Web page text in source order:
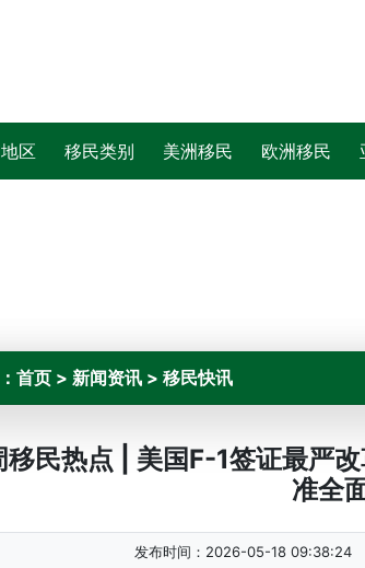
区 移民类别 美洲移民 欧洲移民
首页 > 新闻资讯 > 移民快讯
移民热点 | 美国F-1签证最严
准全
发布时间：2026-05-18 09:38:24